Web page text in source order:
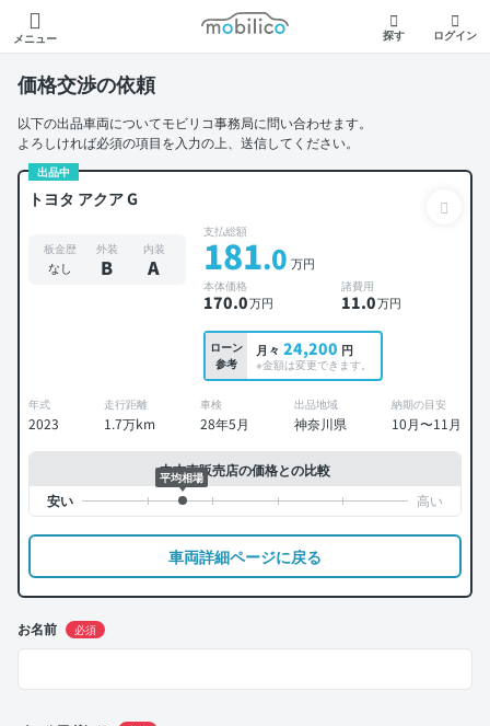
メニュー
モビリコ
探す ログイン
価格交渉の依頼
以下の出品車両についてモビリコ事務局に問い合わせます。
よろしければ必須の項目を入力の上、送信してください。
出品中
トヨタ アクア G
板金歴
なし
外装
B
内装
A
支払総額
181.0 万円
本体価格
170.0万円
諸費用
11.0万円
ローン
参考
月々 24,200 円
※金額は変更できます。
年式
2023
走行距離
1.7万km
車検
28年5月
出品地域
神奈川県
納期の目安
10月〜11月
中古車販売店の価格との比較
平均相場
車両詳細ページに戻る
お名前 必須